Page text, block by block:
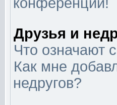
Друзья и
Что означают
Как мне
недругов?